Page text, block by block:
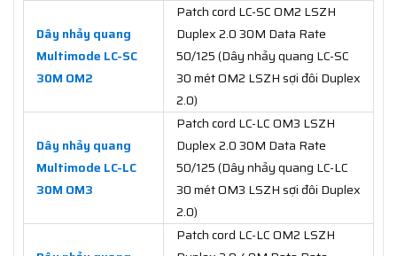
Dây nhảy quang
Multimode LC-SC
30M OM2
Patch cord LC-SC OM2 LSZH
Duplex 2.0 30M Data Rate
50/125 (Dây nhảy quang LC-SC
30 mét OM2 LSZH sợi đôi Duplex
2.0)
Dây nhảy quang
Multimode LC-LC
30M OM3
Patch cord LC-LC OM3 LSZH
Duplex 2.0 30M Data Rate
50/125 (Dây nhảy quang LC-LC
30 mét OM3 LSZH sợi đôi Duplex
2.0)
Patch cord LC-LC OM2 LSZH